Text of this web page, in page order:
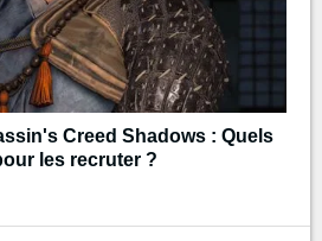
Creed Shadows : Quels
les recruter ?